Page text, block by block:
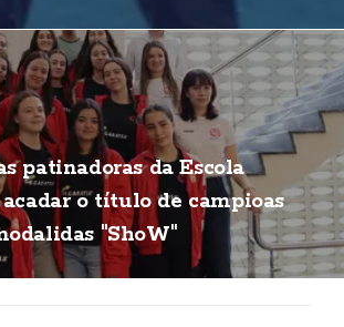
patinadoras da Escola
o título de campioas
"ShoW"